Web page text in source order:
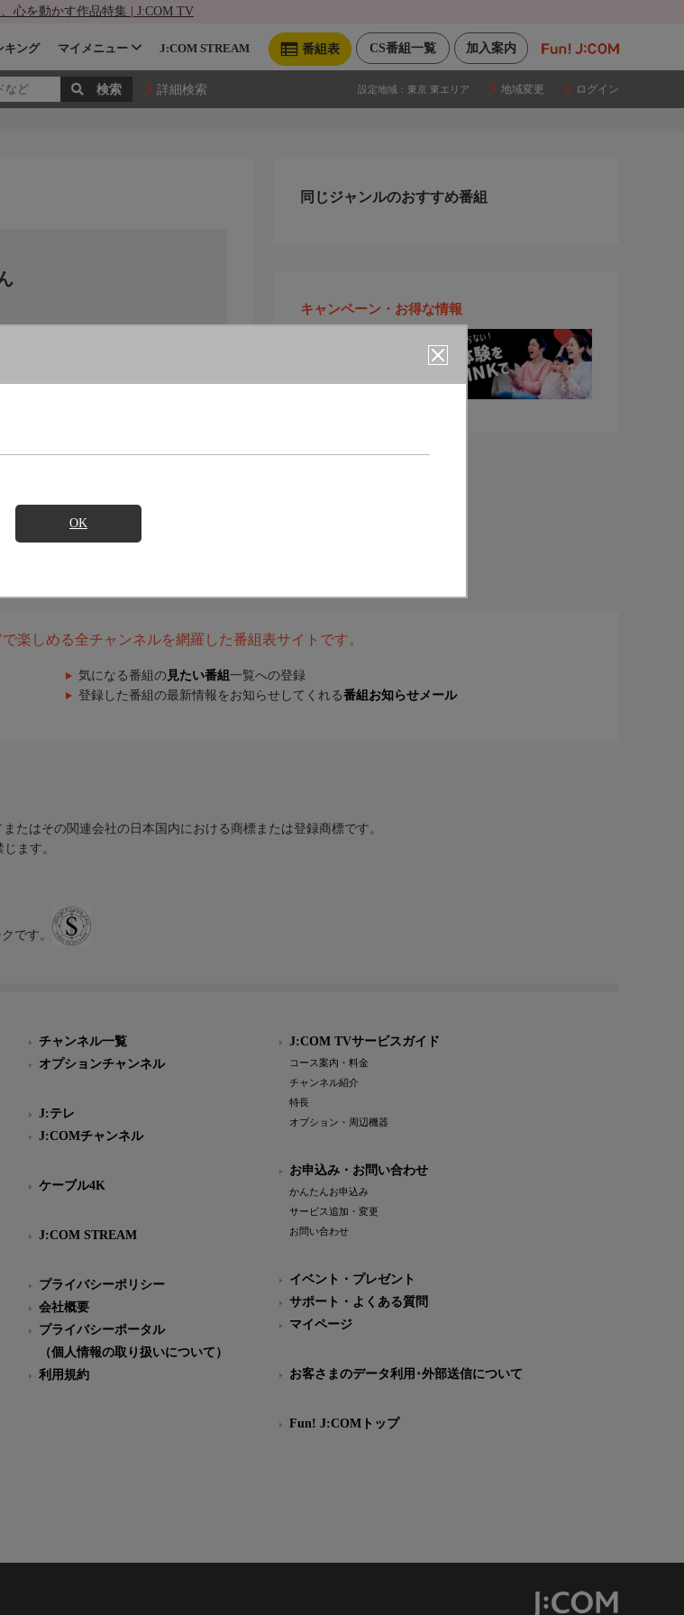
心を動かす作品特集 | J:COM TV
加入案内
CS番組一覧
番組表
キング マイメニュー J:COM STREAM
詳細検索 設定地域： 東京 東エリア 地域変更 ログイン
OK
同じジャンルのおすすめ番組
キャンペーン・お得な情報
楽しめる全チャンネルを網羅した番組表サイトです。
気になる番組の 見たい番組 一覧への登録
登録した番組の最新情報をお知らせしてくれる番組お知らせメール
たはその関連会社の日本国内における商標または登録商標です。
ます。
です。
チャンネル一覧
オプションチャンネル
J:テレ
J:COMチャンネル
ケーブル4K
J:COM STREAM
プライバシーポリシー
会社概要
プライバシーポータル
（個人情報の取り扱いについて）
利用規約
J:COM TVサービスガイド
コース案内・料金
チャンネル紹介
特長
オプション・周辺機器
お申込み・お問い合わせ
かんたんお申込み
サービス追加・変更
お問い合わせ
イベント・プレゼント
サポート・よくある質問
マイページ
お客さまのデータ利用･外部送信について
Fun! J:COMトップ